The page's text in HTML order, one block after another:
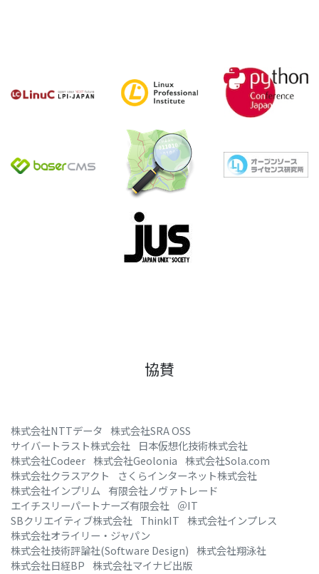
協賛
株式会社NTTデータ 株式会社SRA OSS
サイバートラスト株式会社
日本仮想化技術株式会社
株式会社Codeer 株式会社Geolonia 株式会社Sola.com
株式会社クラスアクト
さくらインターネット株式会社
株式会社インプリム
有限会社ノヴァトレード
エイチスリーパートナーズ有限会社 ＠IT
SBクリエイティブ株式会社 ThinkIT 株式会社インプレス
株式会社オライリー・ジャパン
株式会社技術評論社(Software Design) 株式会社翔泳社
株式会社日経BP 株式会社マイナビ出版